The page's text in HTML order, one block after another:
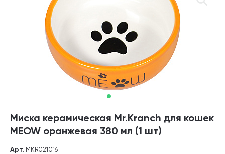
Миска керамическая Mr.Kranch для кошек
MEOW оранжевая 380 мл (1 шт)
Арт. MKR021016